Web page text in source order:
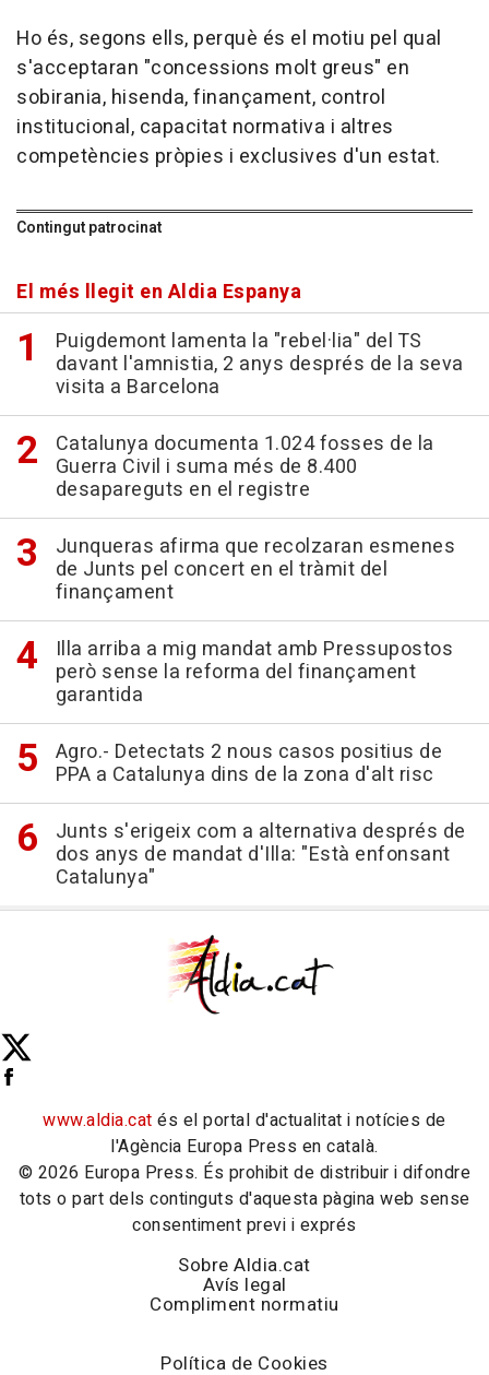
Ho és, segons ells, perquè és el motiu pel qual
s'acceptaran "concessions molt greus" en
sobirania, hisenda, finançament, control
institucional, capacitat normativa i altres
competències pròpies i exclusives d'un estat.
Contingut patrocinat
El més llegit en Aldia Espanya
Puigdemont lamenta la "rebel·lia" del TS
davant l'amnistia, 2 anys després de la seva
visita a Barcelona
Catalunya documenta 1.024 fosses de la
Guerra Civil i suma més de 8.400
desapareguts en el registre
Junqueras afirma que recolzaran esmenes
de Junts pel concert en el tràmit del
finançament
Illa arriba a mig mandat amb Pressupostos
però sense la reforma del finançament
garantida
Agro.- Detectats 2 nous casos positius de
PPA a Catalunya dins de la zona d'alt risc
Junts s'erigeix com a alternativa després de
dos anys de mandat d'Illa: "Està enfonsant
Catalunya"
www.aldia.cat és el portal d'actualitat i notícies de
l'Agència Europa Press en català.
© 2026 Europa Press. És prohibit de distribuir i difondre
tots o part dels continguts d'aquesta pàgina web sense
consentiment previ i exprés
Sobre Aldia.cat
Avís legal
Compliment normatiu
Política de Cookies